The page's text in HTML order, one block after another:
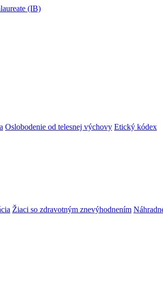
Oslobodenie od telesnej výchovy Etický kódex
Žiaci so zdravotným znevýhodnením